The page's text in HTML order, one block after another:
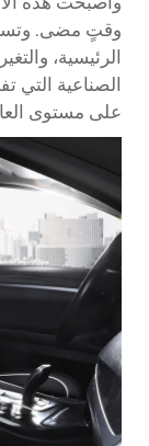
وقتٍ مضى.
الرئيسية،
الصناعية التي
على مستوى